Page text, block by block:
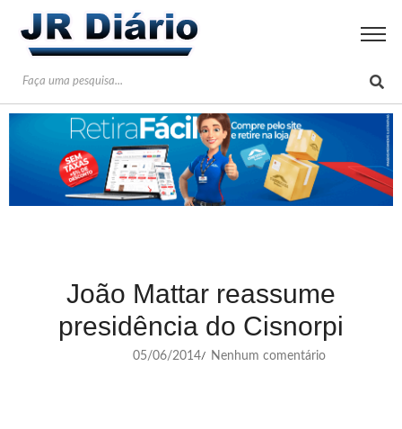
João Mattar reassume
presidência do Cisnorpi
05/06/2014/ Nenhum comentário